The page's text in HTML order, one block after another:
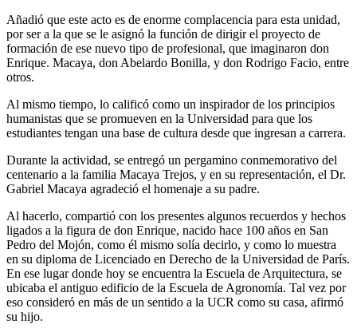
Añadió que este acto es de enorme complacencia para esta unidad,
por ser a la que se le asignó la función de dirigir el proyecto de
formación de ese nuevo tipo de profesional, que imaginaron don
Enrique. Macaya, don Abelardo Bonilla, y don Rodrigo Facio, entre
otros.
Al mismo tiempo, lo calificó como un inspirador de los principios
humanistas que se promueven en la Universidad para que los
estudiantes tengan una base de cultura desde que ingresan a carrera.
Durante la actividad, se entregó un pergamino conmemorativo del
centenario a la familia Macaya Trejos, y en su representación, el Dr.
Gabriel Macaya agradeció el homenaje a su padre.
Al hacerlo, compartió con los presentes algunos recuerdos y hechos
ligados a la figura de don Enrique, nacido hace 100 años en San
Pedro del Mojón, como él mismo solía decirlo, y como lo muestra
en su diploma de Licenciado en Derecho de la Universidad de París.
En ese lugar donde hoy se encuentra la Escuela de Arquitectura, se
ubicaba el antiguo edificio de la Escuela de Agronomía. Tal vez por
eso consideró en más de un sentido a la UCR como su casa, afirmó
su hijo.